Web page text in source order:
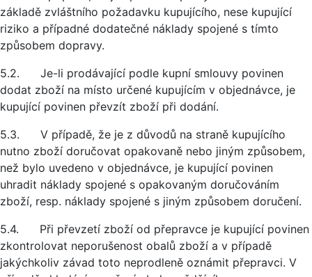
základě zvláštního požadavku kupujícího, nese kupující
riziko a případné dodatečné náklady spojené s tímto
způsobem dopravy.
5.2. Je-li prodávající podle kupní smlouvy povinen
dodat zboží na místo určené kupujícím v objednávce, je
kupující povinen převzít zboží při dodání.
5.3. V případě, že je z důvodů na straně kupujícího
nutno zboží doručovat opakovaně nebo jiným způsobem,
než bylo uvedeno v objednávce, je kupující povinen
uhradit náklady spojené s opakovaným doručováním
zboží, resp. náklady spojené s jiným způsobem doručení.
5.4. Při převzetí zboží od přepravce je kupující povinen
zkontrolovat neporušenost obalů zboží a v případě
jakýchkoliv závad toto neprodleně oznámit přepravci. V